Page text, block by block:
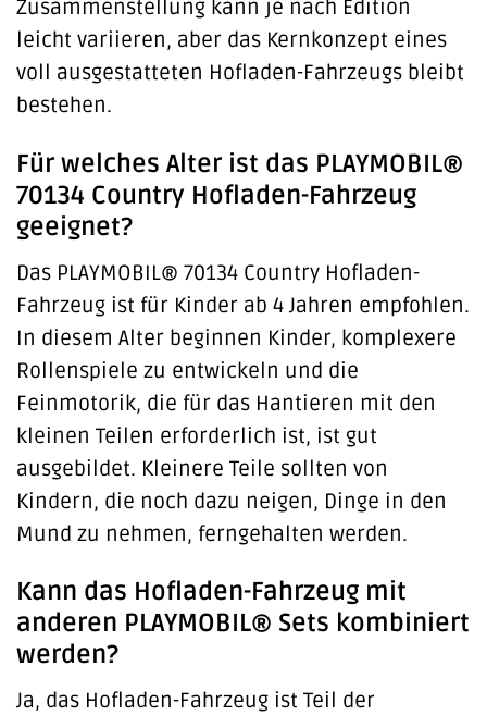
Zusammenstellung kann je nach Edition
leicht variieren, aber das Kernkonzept eines
voll ausgestatteten Hofladen-Fahrzeugs bleibt
bestehen.
Für welches Alter ist das PLAYMOBIL®
70134 Country Hofladen-Fahrzeug
geeignet?
Das PLAYMOBIL® 70134 Country Hofladen-
Fahrzeug ist für Kinder ab 4 Jahren empfohlen.
In diesem Alter beginnen Kinder, komplexere
Rollenspiele zu entwickeln und die
Feinmotorik, die für das Hantieren mit den
kleinen Teilen erforderlich ist, ist gut
ausgebildet. Kleinere Teile sollten von
Kindern, die noch dazu neigen, Dinge in den
Mund zu nehmen, ferngehalten werden.
Kann das Hofladen-Fahrzeug mit
anderen PLAYMOBIL® Sets kombiniert
werden?
Ja, das Hofladen-Fahrzeug ist Teil der